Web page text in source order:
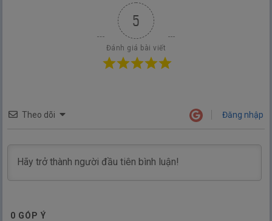
5
Đánh giá bài viết
Theo dõi Đăng nhập
0 GÓP Ý